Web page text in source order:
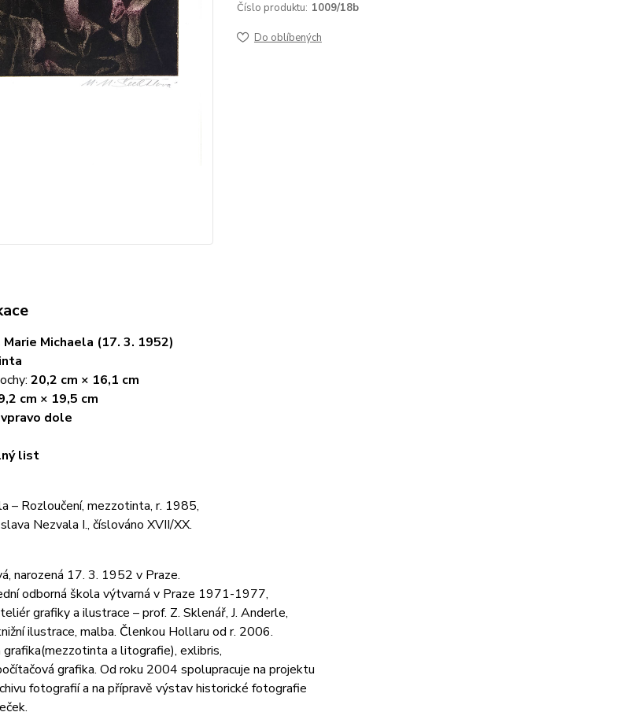
Číslo produktu: 1009/18b
Do oblíbených
Michaela (17. 3. 1952)
20,2 cm × 16,1 cm
cm × 19,5 cm
dole
list
– Rozloučení, mezzotinta, r. 1985,
Nezvala I., číslováno XVII/XX.
, narozená 17. 3. 1952 v Praze.
odborná škola výtvarná v Praze 1971-1977,
grafiky a ilustrace – prof. Z. Sklenář, J. Anderle,
ilustrace, malba. Členkou Hollaru od r. 2006.
a litografie), exlibris,
grafika. Od roku 2004 spolupracuje na projektu
fotografií a na přípravě výstav historické fotografie